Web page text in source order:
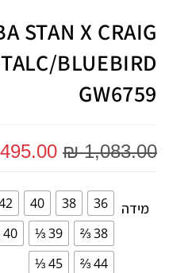
STAN X CRAIG
BLUEBIRD
GW6759
₪1,083.00
495.00
מידה 36
38
40
38 ⅔
39 ⅓
40 ⅔
44 ⅔
45 ⅓